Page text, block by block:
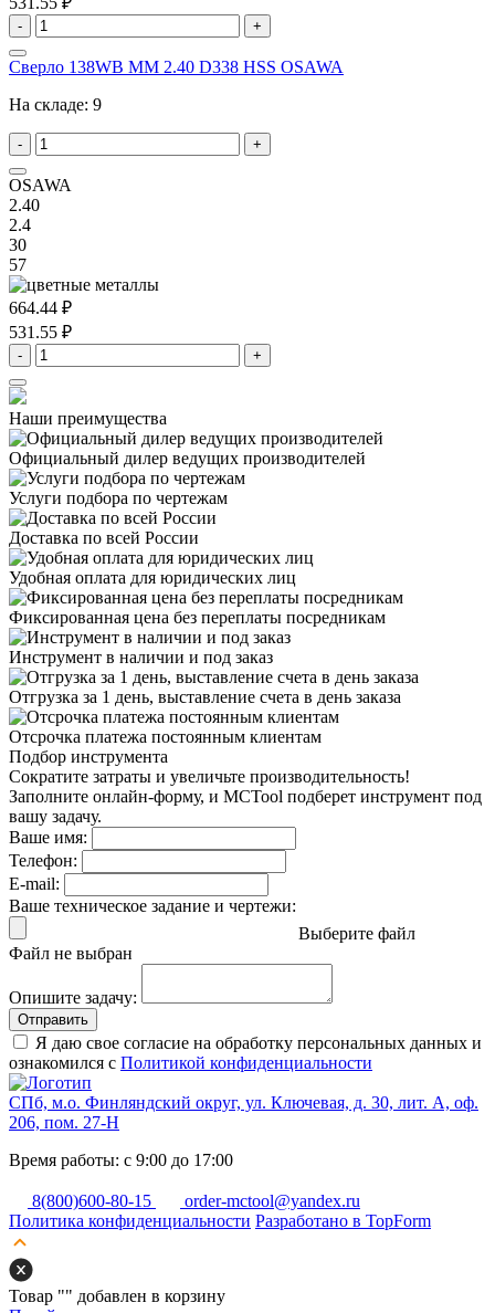
- +
Сверло 138WB MM 2.40 D338 HSS OSAWA
На складе: 9
- +
OSAWA
2.40
2.4
30
57
664.44 ₽
531.55 ₽
- +
Наши преимущества
Официальный дилер ведущих производителей
Услуги подбора по чертежам
Доставка по всей России
Удобная оплата для юридических лиц
Фиксированная цена без переплаты посредникам
Инструмент в наличии и под заказ
Отгрузка за 1 день, выставление счета в день заказа
Отсрочка платежа постоянным клиентам
Подбор инструмента
Сократите затраты и увеличьте производительность!
Заполните онлайн-форму, и MCTool подберет инструмент под
вашу задачу.
Ваше имя:
Телефон:
E-mail:
Ваше техническое задание и чертежи:
Выберите файл
Файл не выбран
Опишите задачу:
Отправить
Я даю свое согласие на обработку персональных данных и
ознакомился с Политикой конфиденциальности
СПб, м.о. Финляндский округ, ул. Ключевая, д. 30, лит. А, оф.
206, пом. 27-Н
Время работы: с 9:00 до 17:00
8(800)600-80-15
order-mctool@yandex.ru
Политика конфиденциальности Разработано в TopForm
Товар "" добавлен в корзину